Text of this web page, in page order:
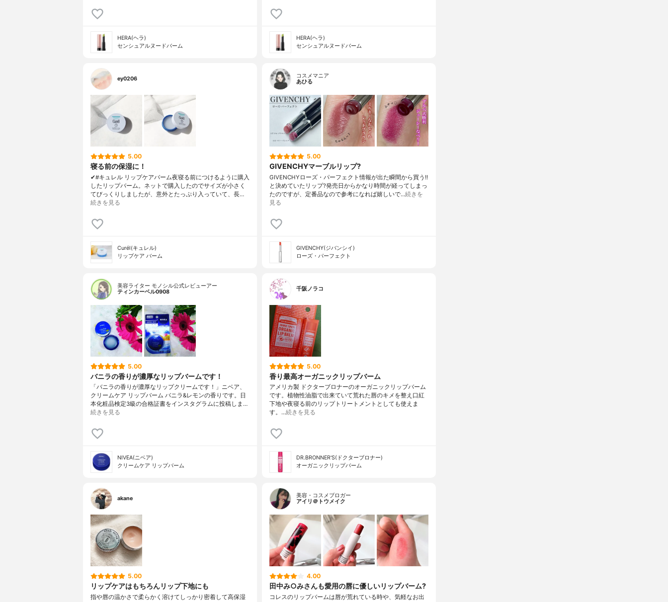
HERA(ヘラ)
センシュアルヌードバーム
HERA(ヘラ)
センシュアルヌードバーム
ey0206
5.00
寝る前の保湿に！
✔︎#キュレル リップケアバーム夜寝る前につけるように購入
したリップバーム。ネットで購入したのでサイズが小さく
てびっくりしましたが、意外とたっぷり入っていて、長…
続きを見る
Curél(キュレル)
リップケア バーム
コスメマニア
あひる
5.00
GIVENCHYマーブルリップ?
GIVENCHYローズ・パーフェクト情報が出た瞬間から買う!!
と決めていたリップ?発売日からかなり時間が経ってしまっ
たのですが、定番品なので参考になれば嬉しいで…続きを
見る
GIVENCHY(ジバンシイ)
ローズ・パーフェクト
美容ライター モノシル公式レビューアー
ティンカーベル0908
5.00
バニラの香りが濃厚なリップバームです！
「バニラの香りが濃厚なリップクリームです！」ニベア、
クリームケア リップバーム バニラ&レモンの香りです。日
本化粧品検定3級の合格証書をインスタグラムに投稿しま…
続きを見る
NIVEA(ニベア)
クリームケア リップバーム
千阪ノラコ
5.00
香り最高オーガニックリップバーム
アメリカ製 ドクターブロナーのオーガニックリップバーム
です。植物性油脂で出来ていて荒れた唇のキメを整え口紅
下地や夜寝る前のリップトリートメントとしても使えま
す。…続きを見る
DR.BRONNER'S(ドクターブロナー)
オーガニックリップバーム
akane
5.00
リップケアはもちろんリップ下地にも
指や唇の温かさで柔らかく溶けてしっかり密着して高保湿
美容・コスメブロガー
アイリ＠トウメイク
4.00
田中み○みさんも愛用の唇に優しいリップバーム?
コレスのリップバームは唇が荒れている時や、気軽なお出